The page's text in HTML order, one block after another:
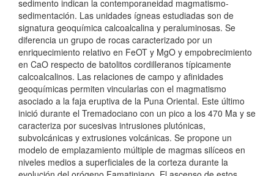
sedimento indican la contemporaneidad magmatismo-
sedimentación. Las unidades ígneas estudiadas son de
signatura geoquímica calcoalcalina y peraluminosas. Se
diferencia un grupo de rocas caracterizado por un
enriquecimiento relativo en FeOT y MgO y empobrecimiento
en CaO respecto de batolitos cordilleranos típicamente
calcoalcalinos. Las relaciones de campo y afinidades
geoquímicas permiten vincularlas con el magmatismo
asociado a la faja eruptiva de la Puna Oriental. Este último
inició durante el Tremadociano con un pico a los 470 Ma y se
caracteriza por sucesivas intrusiones plutónicas,
subvolcánicas y extrusiones volcánicas. Se propone un
modelo de emplazamiento múltiple de magmas silíceos en
niveles medios a superficiales de la corteza durante la